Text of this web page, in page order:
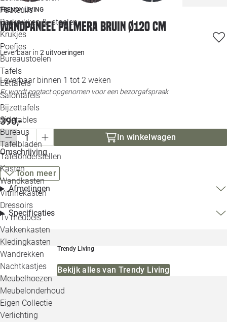
Fauteuils
Barkrukken & -stoelen
Krukjes
Poefjes
Bureaustoelen
Tafels
Eettafels
Salontafels
Bijzettafels
Sidetables
Bureaus
Tafelbladen
Tafelonderstellen
Kasten
Wandkasten
Vitrinekasten
Dressoirs
Tv meubels
Vakkenkasten
Kledingkasten
Wandrekken
Nachtkastjes
Meubelhoezen
Meubelonderhoud
Eigen Collectie
Verlichting
TRENDY LIVING
Wandpaneel Palmera bruin Ø120 cm
Leverbaar in 2 uitvoeringen
Leverbaar binnen 1 tot 2 weken
Er wordt contact opgenomen voor een bezorgafspraak
390,-
In winkelwagen
Omschrijving
Toon meer
Afmetingen
Specificaties
Trendy Living
Bekijk alles van Trendy Living